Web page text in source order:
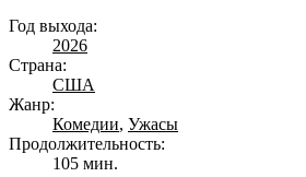
Год выхода:
2026
Страна:
США
Жанр:
Комедии, Ужасы
Продолжительность:
105 мин.